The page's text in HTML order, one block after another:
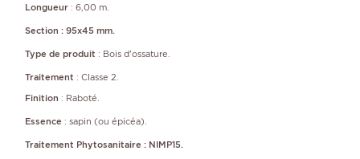
Longueur : 6,00 m.
Section : 95x45 mm.
Type de produit : Bois d'ossature.
Traitement : Classe 2.
Finition : Raboté.
Essence : sapin (ou épicéa).
Traitement Phytosanitaire : NIMP15.